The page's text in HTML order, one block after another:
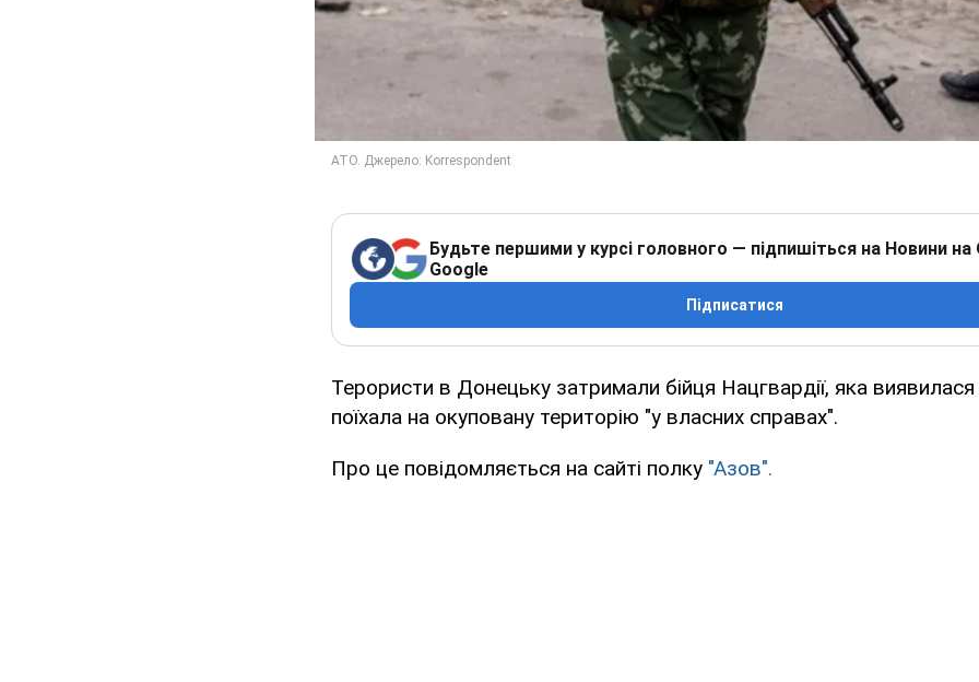
Будьте першими у курсі головного — підпишіться на Новини на
Google
Підписатися
Терористи в Донецьку затримали бійця Нацгвардії, яка
поїхала на окуповану територію "у власних справах".
Про це повідомляється на сайті полку "Азов".